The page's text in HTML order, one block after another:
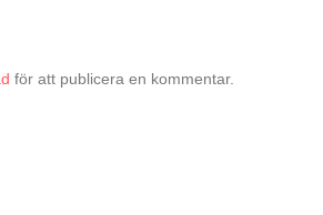
för att publicera en kommentar.